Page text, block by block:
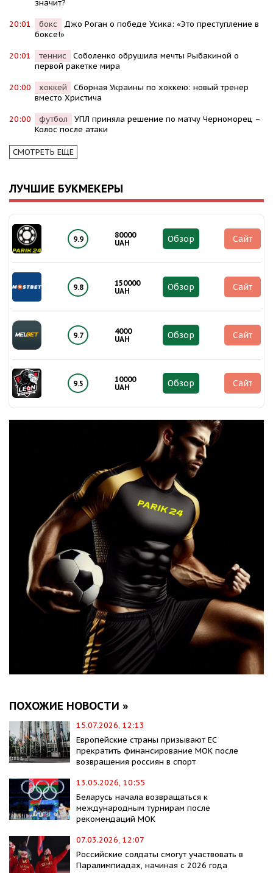
значит?
20:01 бокс
Джо Роган о победе Усика: «Это преступление в
боксе!»
20:01 теннис
Соболенко обрушила мечты Рыбакиной о
первой ракетке мира
20:00 хоккей
Сборная Украины по хоккею: новый тренер
вместо Христича
20:00 футбол
УПЛ приняла решение по матчу Черноморец –
Колос после атаки
СМОТРЕТЬ ЕЩЕ
ЛУЧШИЕ БУКМЕКЕРЫ
9.9
80000
UAH
Обзор Сайт
9.8
150000
UAH
Обзор Сайт
9.7
4000
UAH
Обзор Сайт
9.5
10000
UAH
Обзор Сайт
ПОХОЖИЕ НОВОСТИ »
15.07.2026, 12:13
Европейские страны призывают ЕС
прекратить финансирование МОК после
возвращения россиян в спорт
13.05.2026, 10:55
Беларусь начала возвращаться к
международным турнирам после
рекомендаций МОК
07.03.2026, 12:07
Российские солдаты смогут участвовать в
Паралимпиадах, начиная с 2026 года